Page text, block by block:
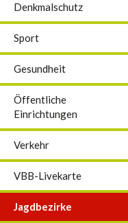
Denkmalschutz
Sport
Gesundheit
Öffentliche
Einrichtungen
Verkehr
VBB-Livekarte
Jagdbezirke